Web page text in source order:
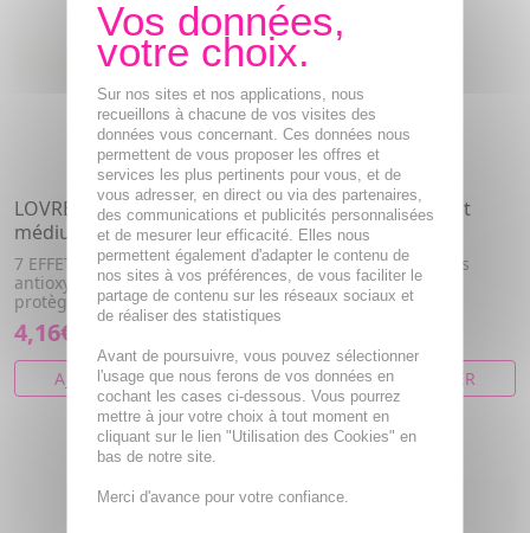
LOVREN BB2 BB crème
médium foncé tube 25ml
7 EFFETS : colore, améliore,
antioxydant, unifie, illumine,
protège, hydrate
4,16€
AJOUTER AU PANIER
LOVREN LS Dissolvant
50ml
Dissolvant à ongles sans
acétone
AJOUTER AU PANIER
Sur nos sites et nos applications, nous
recueillons à chacune de vos visites des
données vous concernant. Ces données nous
permettent de vous proposer les offres et
services les plus pertinents pour vous, et de
vous adresser, en direct ou via des partenaires,
des communications et publicités personnalisées
et de mesurer leur efficacité. Elles nous
permettent également d'adapter le contenu de
nos sites à vos préférences, de vous faciliter le
partage de contenu sur les réseaux sociaux et
de réaliser des statistiques
Avant de poursuivre, vous pouvez sélectionner
l'usage que nous ferons de vos données en
cochant les cases ci-dessous. Vous pourrez
mettre à jour votre choix à tout moment en
cliquant sur le lien "Utilisation des Cookies" en
bas de notre site.
Merci d'avance pour votre confiance.